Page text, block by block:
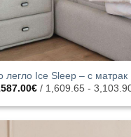
легло Ice Sleep – с матрак
€Price
823.00€
/ 1,609.65 -